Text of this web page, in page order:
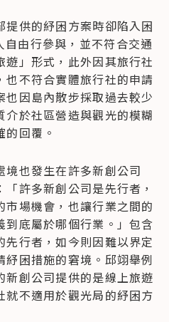
供的紓困方案時卻陷入困
由行參與，並不符合交通
」形式，此外因其旅行社
不符合實體旅行社的申請
因島內散步採取過去較少
於社區營造與觀光的模糊
回覆。
境也發生在許多新創公司
許多新創公司是先行者，
場機會，也讓行業之間的
底屬於哪個行業。」包含
行者，如今則因難以界定
困措施的窘境。邱翊舉例
創公司提供的是線上旅遊
不適用於觀光局的紓困方